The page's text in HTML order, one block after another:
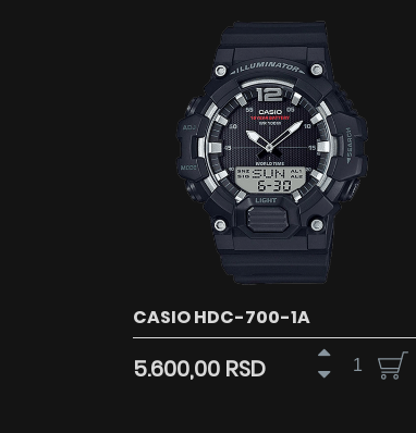
CASIO HDC-700-1A
5.600,00 RSD